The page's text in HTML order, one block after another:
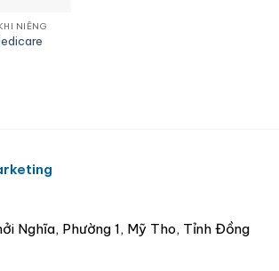
NIỀNG
Nghĩa, Phường 1, Mỹ Tho, Tỉnh Đồng